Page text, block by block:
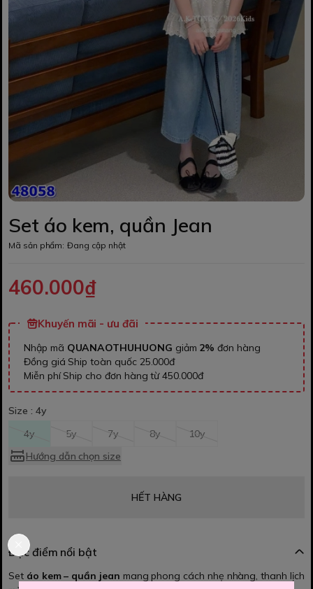
Set áo kem, quần Jean
Mã sản phẩm: Đang cập nhật
460.000₫
Khuyến mãi - ưu đãi
Nhập mã QUANAOTHUHUONG giảm 2% đơn hàng
Đồng giá Ship toàn quốc 25.000đ
Miễn phí Ship cho đơn hàng từ 450.000đ
Size : 4y
4y
5y 7y 8y
10y
Hướng dẫn chọn size
HẾT HÀNG
Đặc điểm nổi bật
Set áo kem – quần jean mang phong cách nhẹ nhàng, thanh lịch